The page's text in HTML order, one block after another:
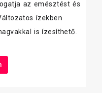
az emésztést és
ízekben
is ízesíthető.